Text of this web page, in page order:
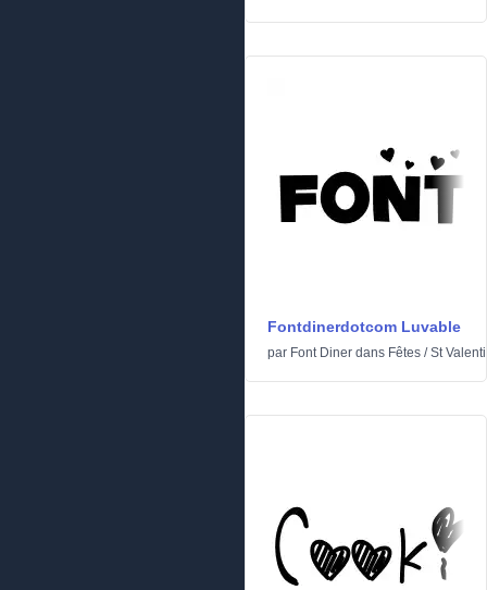
Fontdinerdotcom Luvable
par Font Diner dans Fêtes /St